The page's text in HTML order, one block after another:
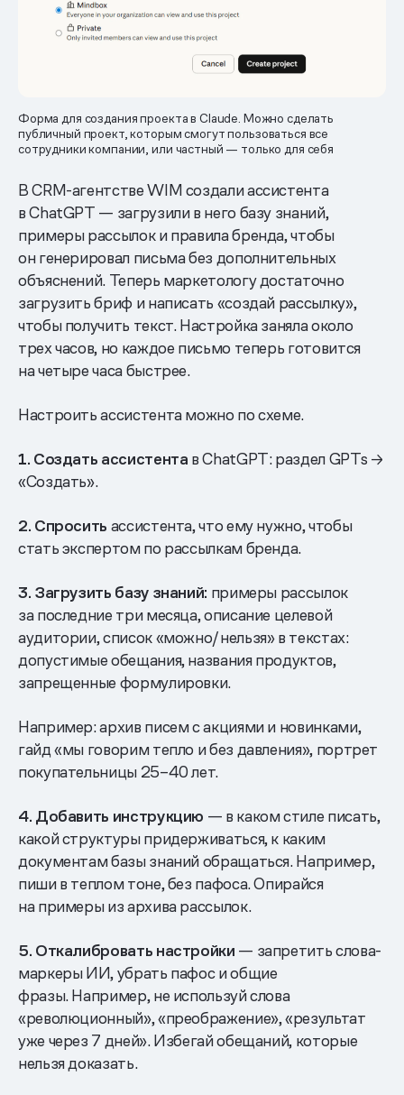
Форма для создания проекта в Claude. Можно сделать
публичный проект, которым смогут пользоваться все
сотрудники компании, или частный — только для себя
В CRM-агентстве WIM создали ассистента
в ChatGPT — загрузили в него базу знаний,
примеры рассылок и правила бренда, чтобы
он генерировал письма без дополнительных
объяснений. Теперь маркетологу достаточно
загрузить бриф и написать «создай рассылку»,
чтобы получить текст. Настройка заняла около
трех часов, но каждое письмо теперь готовится
на четыре часа быстрее.
Настроить ассистента можно по схеме.
1. Создать ассистента в ChatGPT: раздел GPTs →
«Создать».
2. Спросить ассистента, что ему нужно, чтобы
стать экспертом по рассылкам бренда.
3. Загрузить базу знаний: примеры рассылок
за последние три месяца, описание целевой
аудитории, список «можно/нельзя» в текстах:
допустимые обещания, названия продуктов,
запрещенные формулировки.
Например: архив писем с акциями и новинками,
гайд «мы говорим тепло и без давления», портрет
покупательницы 25–40 лет.
4. Добавить инструкцию — в каком стиле писать,
какой структуры придерживаться, к каким
документам базы знаний обращаться. Например,
пиши в теплом тоне, без пафоса. Опирайся
на примеры из архива рассылок.
5. Откалибровать настройки — запретить слова-
маркеры ИИ, убрать пафос и общие
фразы. Например, не используй слова
«революционный», «преображение», «результат
уже через 7 дней». Избегай обещаний, которые
нельзя доказать.